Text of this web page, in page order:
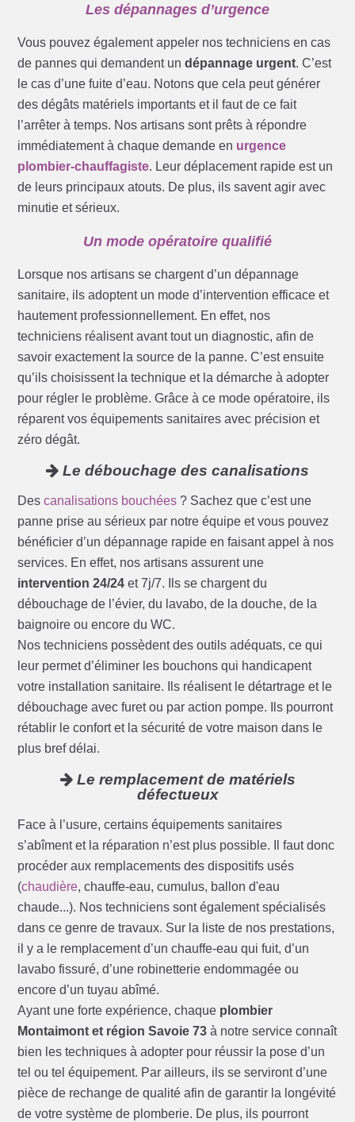
Les dépannages d’urgence
Vous pouvez également appeler nos techniciens en cas
de pannes qui demandent undépannage urgent. C’est
le cas d’une fuite d’eau. Notons que cela peut générer
des dégâts matériels importants et il faut de ce fait
l’arrêter à temps. Nos artisans sont prêts à répondre
immédiatement à chaque demande en urgence
plombier-chauffagiste. Leur déplacement rapide est un
de leurs principaux atouts. De plus, ils savent agir avec
minutie et sérieux.
Un mode opératoire qualifié
Lorsque nos artisans se chargent d’un dépannage
sanitaire, ils adoptent un mode d’intervention efficace et
hautement professionnellement. En effet, nos
techniciens réalisent avant tout un diagnostic, afin de
savoir exactement la source de la panne. C’est ensuite
qu’ils choisissent la technique et la démarche à adopter
pour régler le problème. Grâce à ce mode opératoire, ils
réparent vos équipements sanitaires avec précision et
zéro dégât.
Le débouchage des canalisations
Descanalisations bouchées ? Sachez que c’est une
panne prise au sérieux par notre équipe et vous pouvez
bénéficier d’un dépannage rapide en faisant appel à nos
services. En effet, nos artisans assurent une
intervention 24/24 et 7j/7. Ils se chargent du
débouchage de l’évier, du lavabo, de la douche, de la
baignoire ou encore du WC.
Nos techniciens possèdent des outils adéquats, ce qui
leur permet d’éliminer les bouchons qui handicapent
votre installation sanitaire. Ils réalisent le détartrage et le
débouchage avec furet ou par action pompe. Ils pourront
rétablir le confort et la sécurité de votre maison dans le
plus bref délai.
Le remplacement de matériels
défectueux
Face à l’usure, certains équipements sanitaires
s’abîment et la réparation n’est plus possible. Il faut donc
procéder aux remplacements des dispositifs usés
(chaudière, chauffe-eau, cumulus, ballon d'eau
chaude...). Nos techniciens sont également spécialisés
dans ce genre de travaux. Sur la liste de nos prestations,
il y a le remplacement d’un chauffe-eau qui fuit, d’un
lavabo fissuré, d’une robinetterie endommagée ou
encore d’un tuyau abîmé.
Ayant une forte expérience, chaque plombier
Montaimont et région Savoie 73 à notre service connaît
bien les techniques à adopter pour réussir la pose d’un
tel ou tel équipement. Par ailleurs, ils se serviront d’une
pièce de rechange de qualité afin de garantir la longévité
de votre système de plomberie. De plus, ils pourront